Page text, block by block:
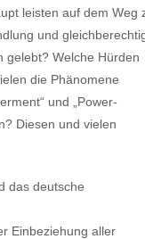
leisten auf dem Weg
und
gelebt? Welche Hürden
die Phänomene
und „Power-
Diesen und vielen
das deutsche
Einbeziehung aller